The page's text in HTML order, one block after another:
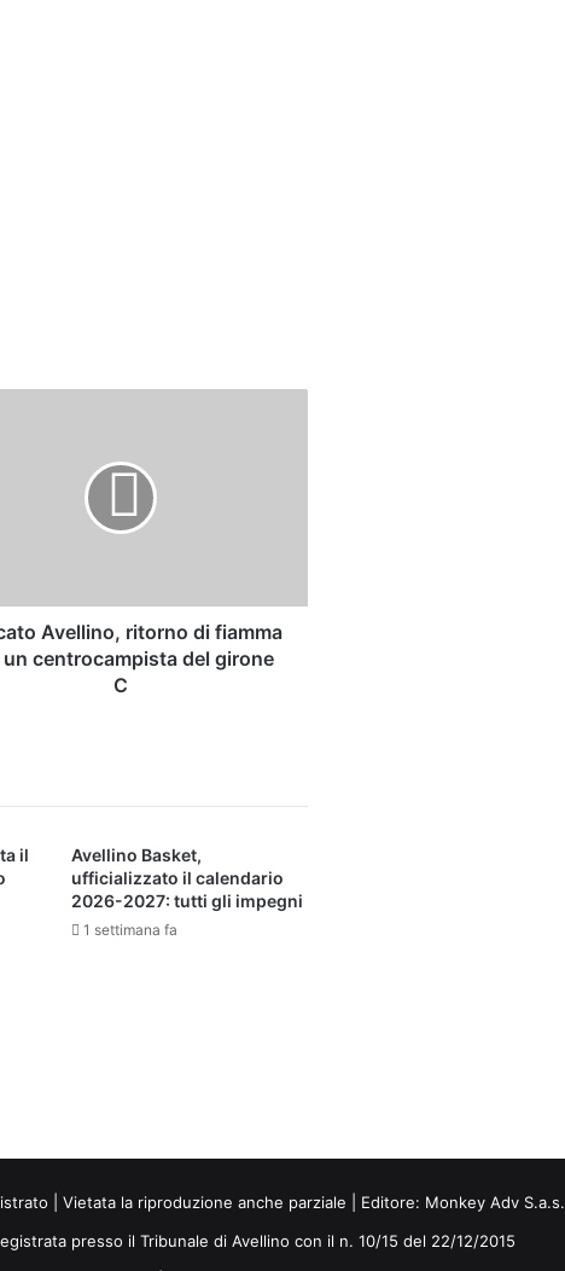
Avellino, ritorno di fiamma
un centrocampista del girone
C
il
Avellino Basket,
ufficializzato il calendario
2026-2027: tutti gli impegni
1 settimana fa
| Vietata la riproduzione anche parziale | Editore: Monkey Adv S.a.s.
presso il Tribunale di Avellino con il n. 10/15 del 22/12/2015